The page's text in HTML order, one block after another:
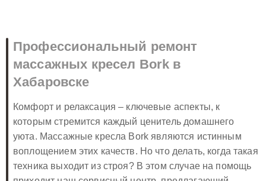
Профессиональный ремонт
массажных кресел Bork в
Хабаровске
Комфорт и релаксация – ключевые аспекты, к
которым стремится каждый ценитель домашнего
уюта. Массажные кресла Bork являются истинным
воплощением этих качеств. Но что делать, когда такая